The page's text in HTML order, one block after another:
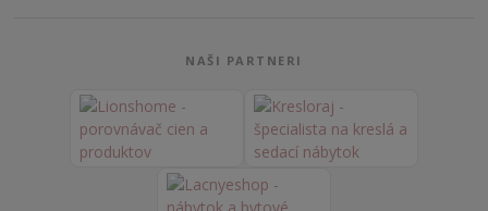
NAŠI PARTNERI